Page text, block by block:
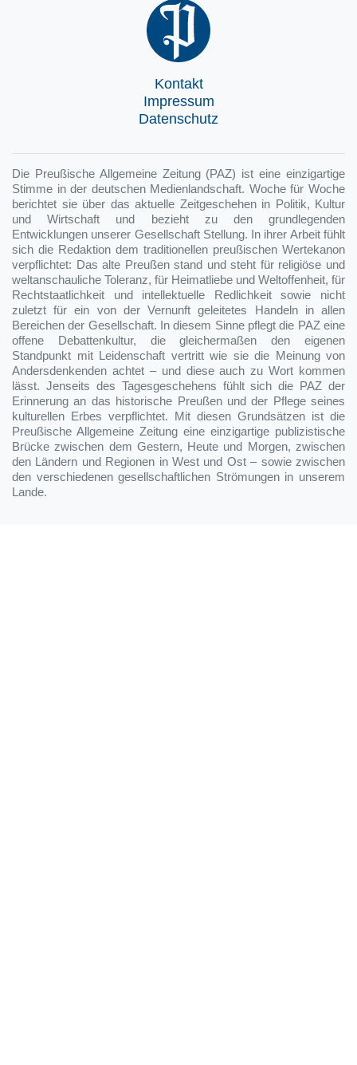
Kontakt
Impressum
Datenschutz
Die Preußische Allgemeine Zeitung (PAZ) ist eine einzigartige
Stimme in der deutschen Medienlandschaft. Woche für Woche
berichtet sie über das aktuelle Zeitgeschehen in Politik, Kultur
und Wirtschaft und bezieht zu den grundlegenden
Entwicklungen unserer Gesellschaft Stellung. In ihrer Arbeit fühlt
sich die Redaktion dem traditionellen preußischen Wertekanon
verpflichtet: Das alte Preußen stand und steht für religiöse und
weltanschauliche Toleranz, für Heimatliebe und Weltoffenheit, für
Rechtstaatlichkeit und intellektuelle Redlichkeit sowie nicht
zuletzt für ein von der Vernunft geleitetes Handeln in allen
Bereichen der Gesellschaft. In diesem Sinne pflegt die PAZ eine
offene Debattenkultur, die gleichermaßen den eigenen
Standpunkt mit Leidenschaft vertritt wie sie die Meinung von
Andersdenkenden achtet – und diese auch zu Wort kommen
lässt. Jenseits des Tagesgeschehens fühlt sich die PAZ der
Erinnerung an das historische Preußen und der Pflege seines
kulturellen Erbes verpflichtet. Mit diesen Grundsätzen ist die
Preußische Allgemeine Zeitung eine einzigartige publizistische
Brücke zwischen dem Gestern, Heute und Morgen, zwischen
den Ländern und Regionen in West und Ost – sowie zwischen
den verschiedenen gesellschaftlichen Strömungen in unserem
Lande.